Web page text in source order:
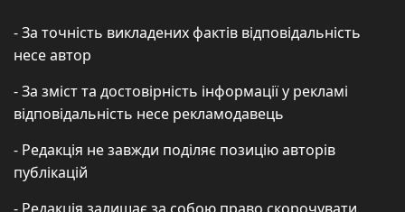
- За точність викладених фактів відповідальність
несе автор
- За зміст та достовірність інформації у рекламі
відповідальність несе рекламодавець
- Редакція не завжди поділяє позицію авторів
публікацій